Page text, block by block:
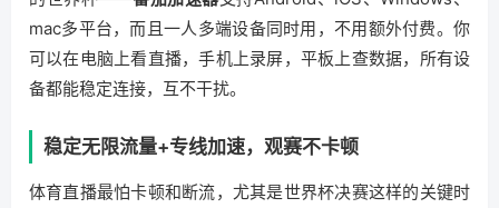
mac多平台，而且一人多端设备同时用，不用额外付费。你
可以在电脑上看直播，手机上录屏，平板上查数据，所有设
备都能稳定连接，互不干扰。
稳定无限流量+专线加速，观赛不卡顿
体育直播最怕卡顿和断流，尤其是世界杯决赛这样的关键时